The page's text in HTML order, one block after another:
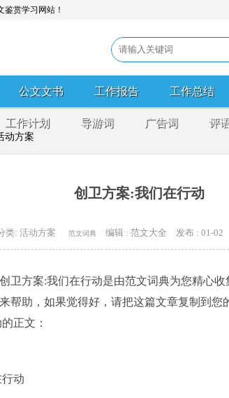
赏学习网站！
公文文书 工作报告 工作总结
工作计划 导游词 广告词 评
动方案
创卫方案:我们在行动
类: 活动方案 范文词典 编辑 : 范文大全 发布 : 01-02
卫方案:我们在行动是由范文词典为您精心
帮助，如果觉得好，请把这篇文章复制到您
正文：
动